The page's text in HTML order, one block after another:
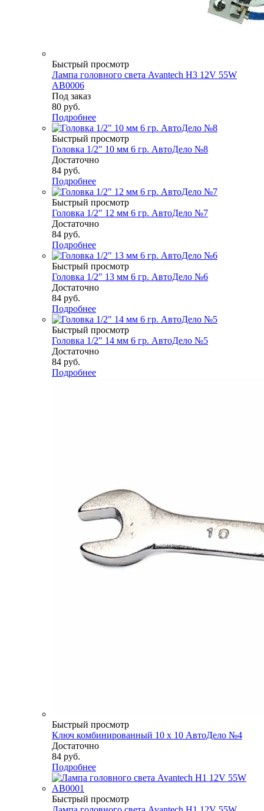
Быстрый просмотр
Лампа головного света Avantech H3 12V 55W
AB0006
Под заказ
80 руб.
Подробнее
Быстрый просмотр
Головка 1/2" 10 мм 6 гр. АвтоДело №8
Достаточно
84 руб.
Подробнее
Быстрый просмотр
Головка 1/2" 12 мм 6 гр. АвтоДело №7
Достаточно
84 руб.
Подробнее
Быстрый просмотр
Головка 1/2" 13 мм 6 гр. АвтоДело №6
Достаточно
84 руб.
Подробнее
Быстрый просмотр
Головка 1/2" 14 мм 6 гр. АвтоДело №5
Достаточно
84 руб.
Подробнее
Быстрый просмотр
Ключ комбинированный 10 х 10 АвтоДело №4
Достаточно
84 руб.
Подробнее
Быстрый просмотр